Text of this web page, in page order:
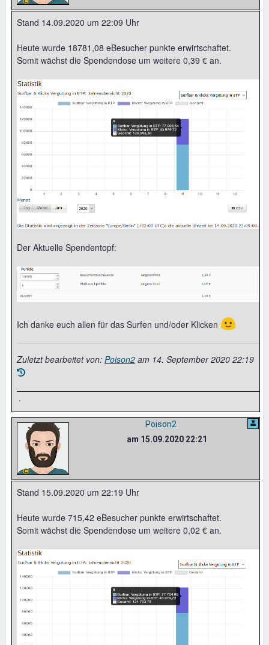
Stand 14.09.2020 um 22:09 Uhr
Heute wurde 18781,08 eBesucher punkte erwirtschaftet.
Somit wächst die Spendendose um weitere 0,39 € an.
Der Aktuelle Spendentopf:
Ich danke euch allen für das Surfen und/oder Klicken 🙂
Zuletzt bearbeitet von: Poison2 am 14. September 2020 22:19
.
Poison2
am 15.09.2020 22:21
Stand 15.09.2020 um 22:19 Uhr
Heute wurde 715,42 eBesucher punkte erwirtschaftet.
Somit wächst die Spendendose um weitere 0,02 € an.